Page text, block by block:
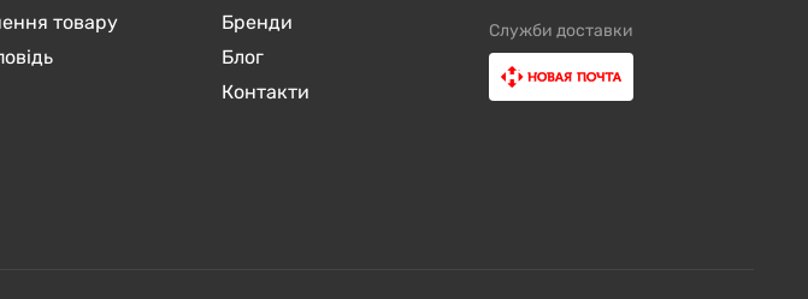
товару
Бренди
Блог
Контакти
Служби доставки